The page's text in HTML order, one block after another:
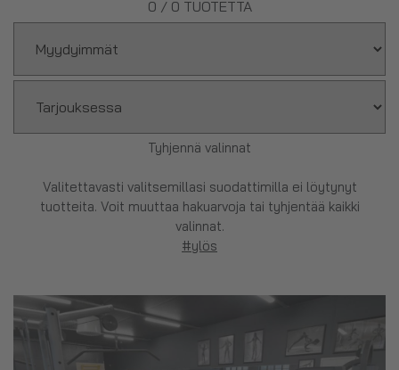
0 / 0 TUOTETTA
Tyhjennä valinnat
Valitettavasti valitsemillasi suodattimilla ei löytynyt
tuotteita. Voit muuttaa hakuarvoja tai tyhjentää kaikki
valinnat.
#ylös